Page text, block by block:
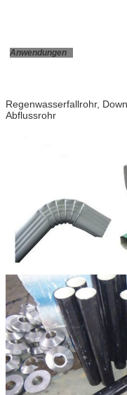
Anwendungen
Regenwasserfallrohr,
Abflussrohr